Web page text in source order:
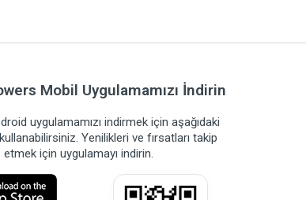
Mobil Uygulamamızı İndirin
uygulamamızı indirmek için aşağıdaki
Yenilikleri ve fırsatları takip
etmek için uygulamayı indirin.